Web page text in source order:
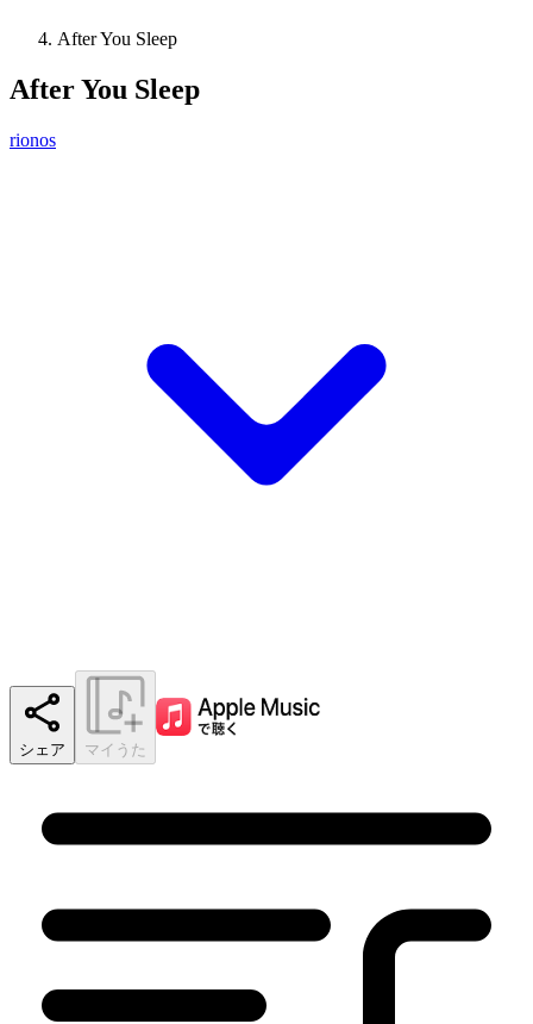
After You Sleep
After You Sleep
rionos
シェア マイうた